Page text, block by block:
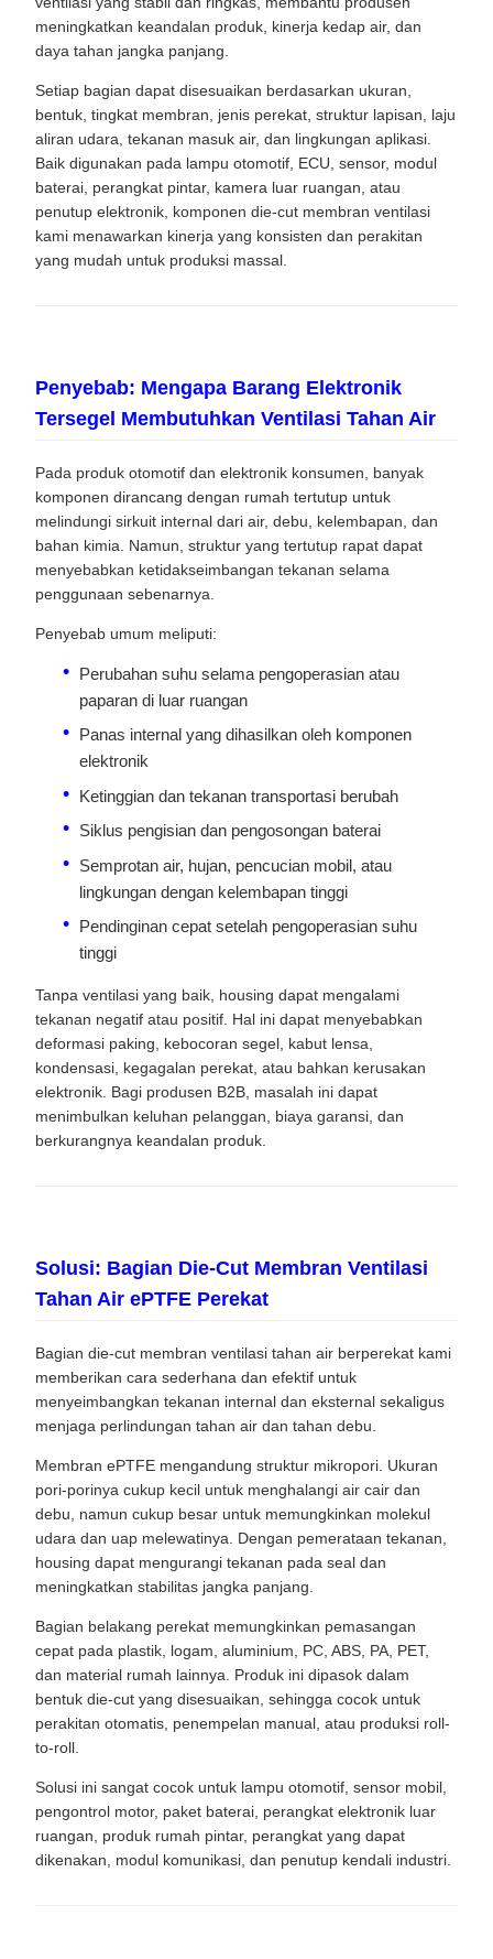
meningkatkan keandalan produk, kinerja kedap air, dan
daya tahan jangka panjang.
Setiap bagian dapat disesuaikan berdasarkan ukuran,
bentuk, tingkat membran, jenis perekat, struktur lapisan, laju
aliran udara, tekanan masuk air, dan lingkungan aplikasi.
Baik digunakan pada lampu otomotif, ECU, sensor, modul
baterai, perangkat pintar, kamera luar ruangan, atau
penutup elektronik, komponen die-cut membran ventilasi
kami menawarkan kinerja yang konsisten dan perakitan
yang mudah untuk produksi massal.
Penyebab: Mengapa Barang Elektronik
Tersegel Membutuhkan Ventilasi Tahan Air
Pada produk otomotif dan elektronik konsumen, banyak
komponen dirancang dengan rumah tertutup untuk
melindungi sirkuit internal dari air, debu, kelembapan, dan
bahan kimia. Namun, struktur yang tertutup rapat dapat
menyebabkan ketidakseimbangan tekanan selama
penggunaan sebenarnya.
Penyebab umum meliputi:
Perubahan suhu selama pengoperasian atau
paparan di luar ruangan
Panas internal yang dihasilkan oleh komponen
elektronik
Ketinggian dan tekanan transportasi berubah
Siklus pengisian dan pengosongan baterai
Semprotan air, hujan, pencucian mobil, atau
lingkungan dengan kelembapan tinggi
Pendinginan cepat setelah pengoperasian suhu
tinggi
Tanpa ventilasi yang baik, housing dapat mengalami
tekanan negatif atau positif. Hal ini dapat menyebabkan
deformasi paking, kebocoran segel, kabut lensa,
kondensasi, kegagalan perekat, atau bahkan kerusakan
elektronik. Bagi produsen B2B, masalah ini dapat
menimbulkan keluhan pelanggan, biaya garansi, dan
berkurangnya keandalan produk.
Solusi: Bagian Die-Cut Membran Ventilasi
Tahan Air ePTFE Perekat
Bagian die-cut membran ventilasi tahan air berperekat kami
memberikan cara sederhana dan efektif untuk
menyeimbangkan tekanan internal dan eksternal sekaligus
menjaga perlindungan tahan air dan tahan debu.
Membran ePTFE mengandung struktur mikropori. Ukuran
pori-porinya cukup kecil untuk menghalangi air cair dan
debu, namun cukup besar untuk memungkinkan molekul
udara dan uap melewatinya. Dengan pemerataan tekanan,
housing dapat mengurangi tekanan pada seal dan
meningkatkan stabilitas jangka panjang.
Bagian belakang perekat memungkinkan pemasangan
cepat pada plastik, logam, aluminium, PC, ABS, PA, PET,
dan material rumah lainnya. Produk ini dipasok dalam
bentuk die-cut yang disesuaikan, sehingga cocok untuk
perakitan otomatis, penempelan manual, atau produksi roll-
to-roll.
Solusi ini sangat cocok untuk lampu otomotif, sensor mobil,
pengontrol motor, paket baterai, perangkat elektronik luar
ruangan, produk rumah pintar, perangkat yang dapat
dikenakan, modul komunikasi, dan penutup kendali industri.